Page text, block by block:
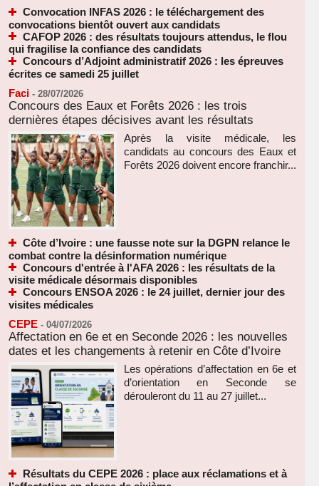
Convocation INFAS 2026 : le téléchargement des
convocations bientôt ouvert aux candidats
CAFOP 2026 : des résultats toujours attendus, le flou
qui fragilise la confiance des candidats
Concours d’Adjoint administratif 2026 : les épreuves
écrites ce samedi 25 juillet
Faci - 28/07/2026
Concours des Eaux et Forêts 2026 : les trois
dernières étapes décisives avant les résultats
Après la visite médicale, les
candidats au concours des Eaux et
Forêts 2026 doivent encore franchir...
Côte d’Ivoire : une fausse note sur la DGPN relance le
combat contre la désinformation numérique
Concours d'entrée à l'AFA 2026 : les résultats de la
visite médicale désormais disponibles
Concours ENSOA 2026 : le 24 juillet, dernier jour des
visites médicales
CEPE - 04/07/2026
Affectation en 6e et en Seconde 2026 : les nouvelles
dates et les changements à retenir en Côte d’Ivoire
Les opérations d’affectation en 6e et
d’orientation en Seconde se
dérouleront du 11 au 27 juillet...
Résultats du CEPE 2026 : place aux réclamations et à